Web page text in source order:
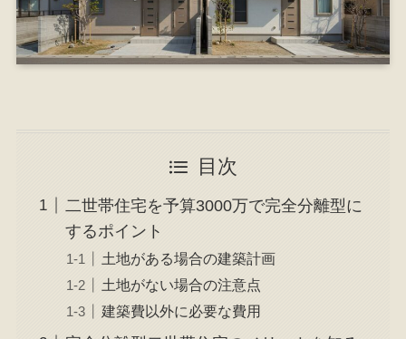
目次
二世帯住宅を予算3000万で完全分離型に
するポイント
土地がある場合の建築計画
土地がない場合の注意点
建築費以外に必要な費用